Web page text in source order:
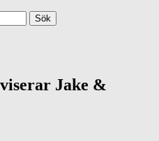
Jake &